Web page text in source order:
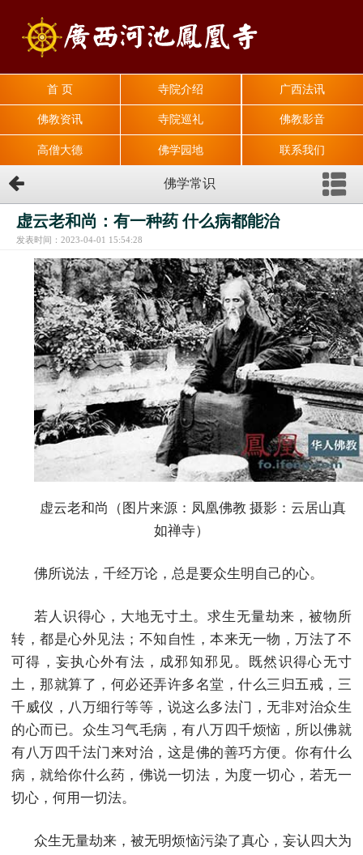
首 页 寺院介绍 广西法讯
佛教资讯 寺院巡礼 佛教影音
高僧大德 佛学园地 联系我们
佛学常识
虚云老和尚：有一种药 什么病都能治
发表时间：2023-04-01 15:54:28
虚云老和尚（图片来源：凤凰佛教 摄影：云居山真
如禅寺）
佛所说法，千经万论，总是要众生明自己的心。
若人识得心，大地无寸土。求生无量劫来，被物所
转，都是心外见法；不知自性，本来无一物，万法了不
可得，妄执心外有法，成邪知邪见。既然识得心无寸
土，那就算了，何必还弄许多名堂，什么三归五戒，三
千威仪，八万细行等等，说这么多法门，无非对治众生
的心而已。众生习气毛病，有八万四千烦恼，所以佛就
有八万四千法门来对治，这是佛的善巧方便。你有什么
病，就给你什么药，佛说一切法，为度一切心，若无一
切心，何用一切法。
众生无量劫来，被无明烦恼污染了真心，妄认四大为